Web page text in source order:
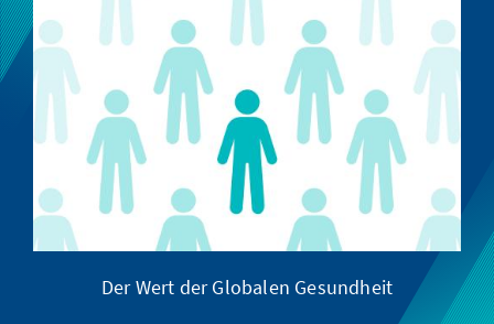
Der Wert der Globalen Gesundheit